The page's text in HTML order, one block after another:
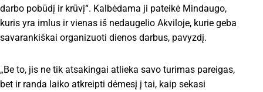
darbo pobūdį ir krūvį“. Kalbėdama ji pateikė Mindaugo,
kuris yra imlus ir vienas iš nedaugelio Akviloje, kurie geba
savarankiškai organizuoti dienos darbus, pavyzdį.
„Be to, jis ne tik atsakingai atlieka savo turimas pareigas,
bet ir randa laiko atkreipti dėmesį į tai, kaip sekasi